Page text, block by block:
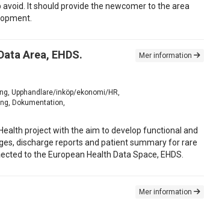
It should provide the newcomer to the area
Area, EHDS.
Upphandlare/inköp/ekonomi/HR,
Dokumentation,
Mer information
project with the aim to develop functional and
discharge reports and patient summary for rare
to the European Health Data Space, EHDS.
Mer information